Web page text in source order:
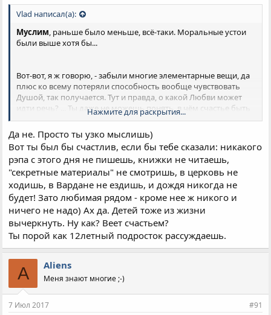
Vlad написал(а):
Муслим, раньше было меньше, всё-таки. Моральные устои
были выше хотя бы...
Вот-вот, я ж говорю, - забыли многие элементарные вещи, да
плюс ко всему потеряли способность вообще чувствовать
Душой, так получается. Тут и правда, о какой Любви может
идти речь? ... Ты даже не можешь понять, в чём счастье быть
рядом с любимым человеком... Грустно.
Нажмите для раскрытия...
Да не. Просто ты узко мыслишь)
Вот ты был бы счастлив, если бы тебе сказали: никакого
рэпа с этого дня не пишешь, книжки не читаешь,
"секретные материалы" не смотришь, в церковь не
ходишь, в Вардане не ездишь, и дождя никогда не
будет! Зато любимая рядом - кроме нее ж никого и
ничего не надо) Ах да. Детей тоже из жизни
вычеркнуть. Ну как? Веет счастьем?
Ты порой как 12летный подросток рассуждаешь.
A Aliens
Меня знают многие ;-)
7 Июл 2017 #91